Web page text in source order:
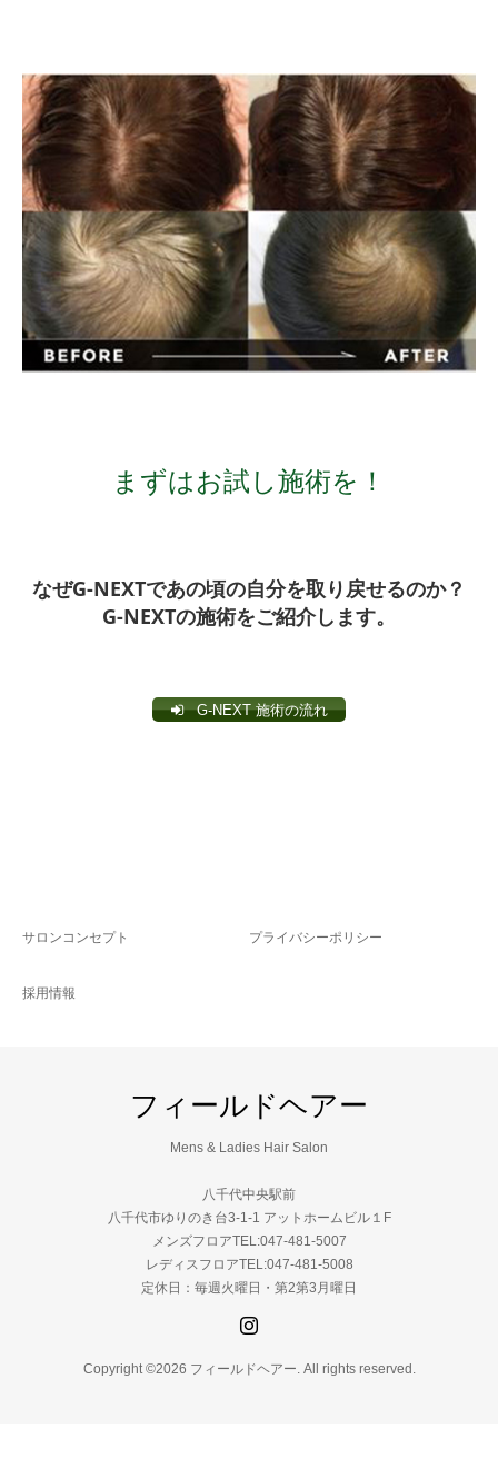
まずはお試し施術を！
なぜG-NEXTであの頃の自分を取り戻せるのか？
G-NEXTの施術をご紹介します。
G-NEXT 施術の流れ
サロンコンセプト プライバシーポリシー
採用情報
フィールドヘアー
Mens & Ladies Hair Salon
八千代中央駅前
八千代市ゆりのき台3-1-1 アットホームビル１F
メンズフロアTEL:047-481-5007
レディスフロアTEL:047-481-5008
定休日：毎週火曜日・第2第3月曜日
Copyright ©2026 フィールドヘアー. All rights reserved.